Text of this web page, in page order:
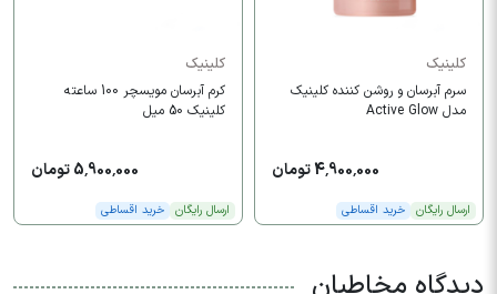
کلینیک
سرم آبرسان و روشن کننده کلینیک
مدل Active Glow
4,900,000 تومان
ارسال رایگان خرید اقساطی
کلینیک
کرم آبرسان مویسچر 100 ساعته
کلینیک 50 میل
5,900,000 تومان
ارسال رایگان خرید اقساطی